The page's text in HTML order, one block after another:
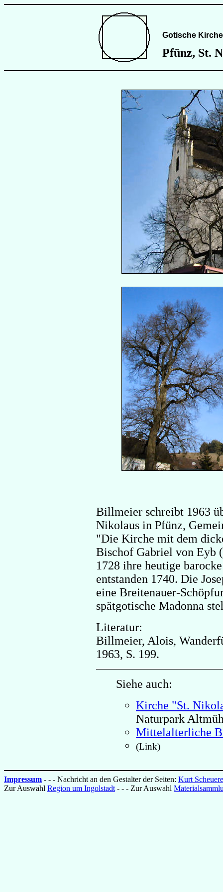
Gotische
Pfünz, St.
Billmeier schreibt 1963
Nikolaus in Pfünz,
"Die Kirche mit dem
Bischof Gabriel von Eyb
1728 ihre heutige
entstanden 1740. Die
eine Breitenauer-
spätgotische Madonna
Literatur:
Billmeier, Alois,
1963, S. 199.
Siehe auch:
Kirche "St.
Naturpark
Mittelalterliche
(Link)
Impressum - - - Nachricht an den Gestalter der Seiten: Kurt
Zur Auswahl Region um Ingolstadt - - - Zur Auswahl